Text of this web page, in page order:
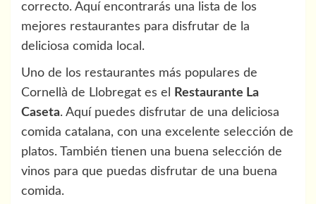
correcto. Aquí encontrarás una lista de los
mejores restaurantes para disfrutar de la
deliciosa comida local.
Uno de los restaurantes más populares de
Cornellà de Llobregat es el
Restaurante La
Caseta. Aquí puedes disfrutar de una deliciosa
comida catalana, con una excelente selección de
platos. También tienen una buena selección de
vinos para que puedas disfrutar de una buena
comida.